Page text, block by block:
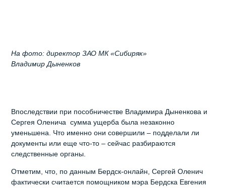
На фото: директор ЗАО МК «Сибиряк»
Владимир Дыненков
Впоследствии при пособничестве Владимира Дыненкова и
Сергея Оленича сумма ущерба была незаконно
уменьшена. Что именно они совершили – подделали ли
документы или еще что-то – сейчас разбираются
следственные органы.
Отметим, что, по данным Бердск-онлайн, Сергей Оленич
фактически считается помощником мэра Бердска Евгения